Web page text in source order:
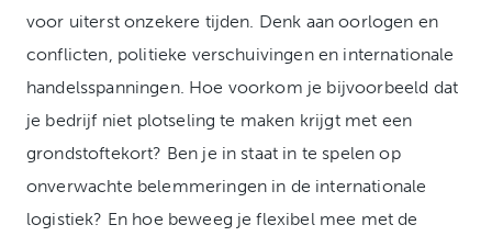
voor uiterst onzekere tijden. Denk aan oorlogen en
conflicten, politieke verschuivingen en internationale
handelsspanningen. Hoe voorkom je bijvoorbeeld dat
je bedrijf niet plotseling te maken krijgt met een
grondstoftekort? Ben je in staat in te spelen op
onverwachte belemmeringen in de internationale
logistiek? En hoe beweeg je flexibel mee met de